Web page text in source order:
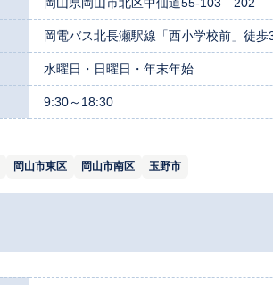
岡電バス北長瀬駅線「西小学校前」徒歩
水曜日・日曜日・年末年始
9:30～18:30
岡山市東区 岡山市南区 玉野市